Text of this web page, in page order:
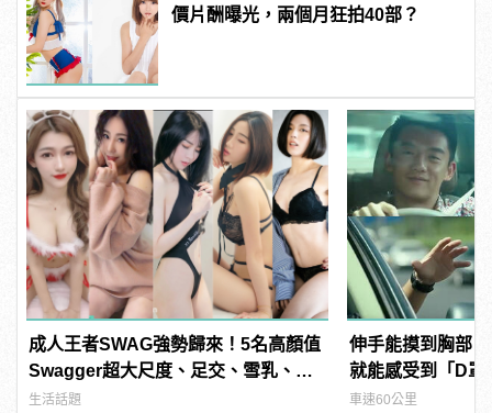
價片酬曝光，兩個月狂拍40部？
成人王者SWAG強勢歸來！5名高顏值
Swagger超大尺度、足交、雪乳、粉
紅海鮮通通有，親自教你人與人的連
生活話題
伸手能摸到胸部
就能感受到「D罩
車速60公里